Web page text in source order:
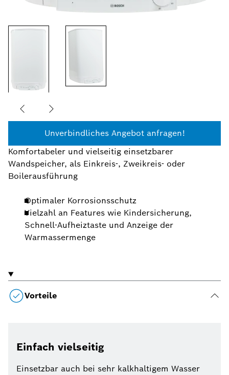
Unverbindliches Angebot anfragen!
Komfortabeler und vielseitig einsetzbarer
Wandspeicher, als Einkreis-, Zweikreis- oder
Boilerausführung
Optimaler Korrosionsschutz
Vielzahl an Features wie Kindersicherung,
Schnell-Aufheiztaste und Anzeige der
Warmassermenge
Vorteile
Einfach vielseitig
Einsetzbar auch bei sehr kalkhaltigem Wasser